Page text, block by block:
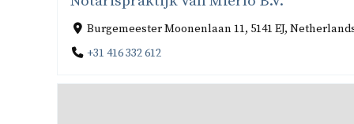
Burgemeester Moonenlaan 11, 5141 EJ,
+31 416 332 612